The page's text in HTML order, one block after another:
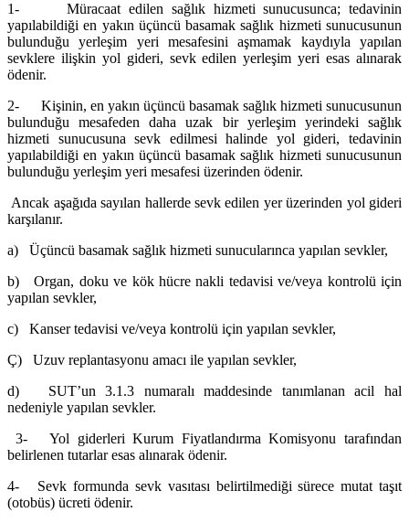
1- Müracaat edilen sağlık hizmeti sunucusunca; tedavinin
yapılabildiği en yakın üçüncü basamak sağlık hizmeti sunucusunun
bulunduğu yerleşim yeri mesafesini aşmamak kaydıyla yapılan
sevklere ilişkin yol gideri, sevk edilen yerleşim yeri esas alınarak
ödenir.
2- Kişinin, en yakın üçüncü basamak sağlık hizmeti sunucusunun
bulunduğu mesafeden daha uzak bir yerleşim yerindeki sağlık
hizmeti sunucusuna sevk edilmesi halinde yol gideri, tedavinin
yapılabildiği en yakın üçüncü basamak sağlık hizmeti sunucusunun
bulunduğu yerleşim yeri mesafesi üzerinden ödenir.
Ancak aşağıda sayılan hallerde sevk edilen yer üzerinden yol gideri
karşılanır.
a) Üçüncü basamak sağlık hizmeti sunucularınca yapılan sevkler,
b) Organ, doku ve kök hücre nakli tedavisi ve/veya kontrolü için
yapılan sevkler,
c) Kanser tedavisi ve/veya kontrolü için yapılan sevkler,
Ç) Uzuv replantasyonu amacı ile yapılan sevkler,
d) SUT’un 3.1.3 numaralı maddesinde tanımlanan acil hal
nedeniyle yapılan sevkler.
3- Yol giderleri Kurum Fiyatlandırma Komisyonu tarafından
belirlenen tutarlar esas alınarak ödenir.
4- Sevk formunda sevk vasıtası belirtilmediği sürece mutat taşıt
(otobüs) ücreti ödenir.